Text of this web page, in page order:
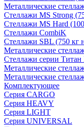
Металлические
Стеллажи MS Strong
Стеллажи MS Hard
Стеллажи CombiK
Стеллажи SBL (750 кг
Металлические
Стеллажи серии
Металлические
Металлические
Комплектующее
Серия CARGO
Серия HEAVY
Серия LIGHT
Серия UNIVERSAL